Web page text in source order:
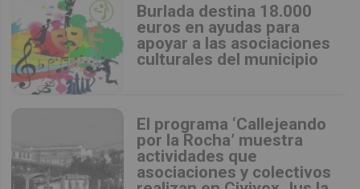
Burlada destina 18.000
euros en ayudas para
apoyar a las asociaciones
culturales del municipio
El programa ‘Callejeando
por la Rocha’ muestra
actividades que
asociaciones y colectivos